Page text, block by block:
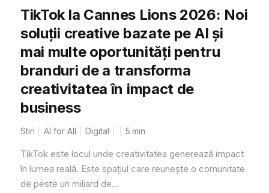
TikTok la Cannes Lions 2026: Noi
soluții creative bazate pe AI și
mai multe oportunități pentru
branduri de a transforma
creativitatea în impact de
business
Stiri AI for All Digital 5 min
TikTok este locul unde creativitatea generează impact
în lumea reală. Este spațiul care reunește o comunitate
de peste un miliard de...